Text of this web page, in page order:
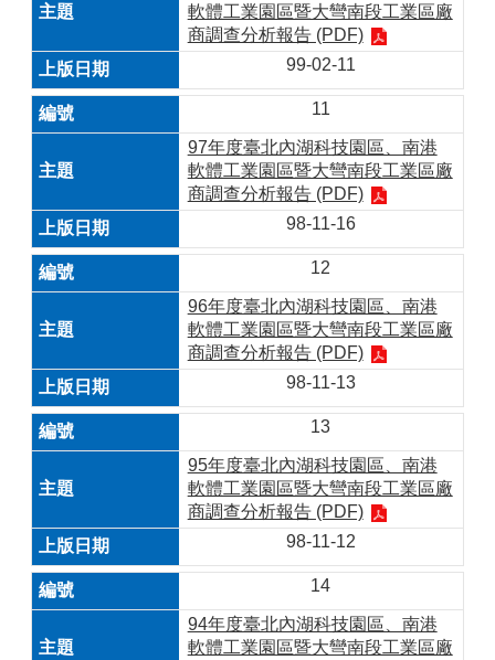
軟體工業園區暨大彎南段工業區廠
商調查分析報告 (PDF)
99-02-11
11
97年度臺北內湖科技園區、南港
軟體工業園區暨大彎南段工業區廠
商調查分析報告 (PDF)
98-11-16
12
96年度臺北內湖科技園區、南港
軟體工業園區暨大彎南段工業區廠
商調查分析報告 (PDF)
98-11-13
13
95年度臺北內湖科技園區、南港
軟體工業園區暨大彎南段工業區廠
商調查分析報告 (PDF)
98-11-12
14
94年度臺北內湖科技園區、南港
軟體工業園區暨大彎南段工業區廠